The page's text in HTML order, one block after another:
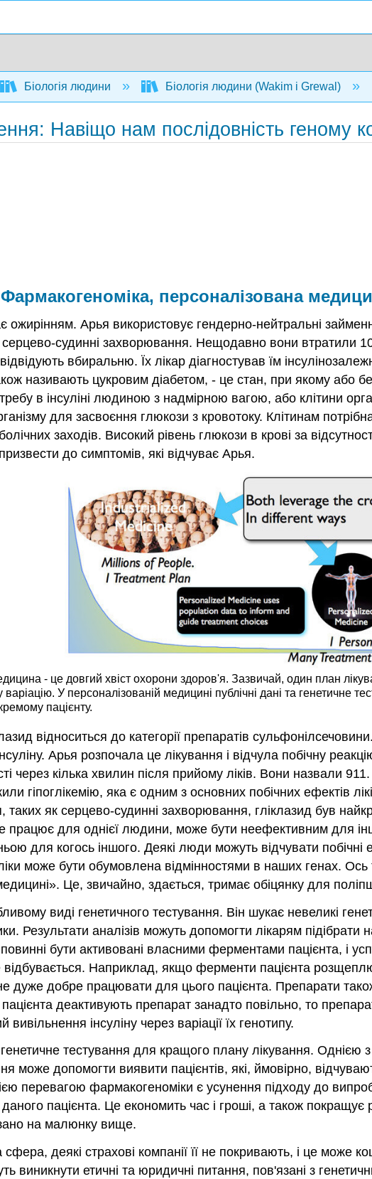
Біологія людини Біологія людини (Wakim і Grewal)
Навіщо нам послідовність геному
персоналізована
Арья використовує гендерно-нейтральні
серцево-судинні захворювання. Нещодавно вони втратили
вбиральню. Їх лікар діагностував їм
називають цукровим діабетом, - це стан, при якому або
в інсуліні людиною з надмірною вагою, або клітини
для засвоєння глюкози з кровотоку. Клітинам
заходів. Високий рівень глюкози в крові за
до симптомів, які відчуває Арья.
- це довгий хвіст охорони здоров'я. Зазвичай, один план
У персоналізованій медицині публічні дані та генетичне
пацієнту.
відноситься до категорії препаратів
Арья розпочала це лікування і відчула побічну
через кілька хвилин після прийому ліків. Вони назвали
гіпоглікемію, яка є одним з основних побічних ефектів
таких як серцево-судинні захворювання, гліклазид був
працює для однієї людини, може бути неефективним для
для когось іншого. Деякі люди можуть відчувати побічні
може бути обумовлена відмінностями в наших генах.
Це, звичайно, здається, тримає обіцянку для
виді генетичного тестування. Він шукає невеликі
Результати аналізів можуть допомогти лікарям
бути активовані власними ферментами пацієнта, і
Наприклад, якщо ферменти пацієнта
дуже добре працювати для цього пацієнта. Препарати
деактивують препарат занадто повільно, то
інсуліну через варіації їх генотипу.
тестування для кращого плану лікування. Однією
може допомогти виявити пацієнтів, які, ймовірно,
перевагою фармакогеноміки є усунення підходу до
пацієнта. Це економить час і гроші, а також
на малюнку вище.
деякі страхові компанії її не покривають, і це може
виникнути етичні та юридичні питання, пов'язані з